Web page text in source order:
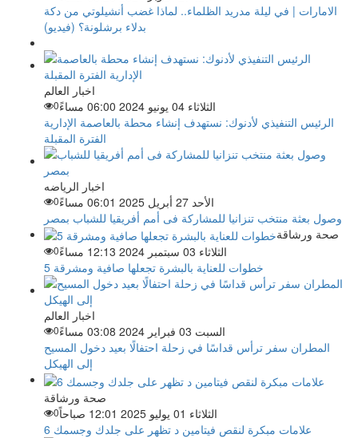
الامارات | في ليلة مدريد الظلماء.. لماذا غضب أنشيلوتي من دكة
بدلاء برشلونة؟ (فيديو)
اخبار العالم
الثلاثاء 04 يونيو 2024 06:00 مساءً
0
الرئيس التنفيذي لأدنوك: نستهدف إنشاء محطة بالعاصمة الإدارية
الفترة المقبلة
اخبار الرياضه
الأحد 27 أبريل 2025 06:01 مساءً
0
وصول بعثة منتخب تنزانيا للمشاركة فى أمم أفريقيا للشباب بمصر
صحة ورشاقة
الثلاثاء 03 سبتمبر 2024 12:13 مساءً
0
5 خطوات للعناية بالبشرة تجعلها صافية ومشرقة
اخبار العالم
السبت 03 فبراير 2024 03:08 مساءً
0
المطران سفر ترأس قداسًا في زحلة احتفالًا بعيد دخول المسيح
إلى الهيكل
صحة ورشاقة
الثلاثاء 01 يوليو 2025 12:01 صباحاً
0
6 علامات مبكرة لنقص فيتامين د تظهر على جلدك وجسمك